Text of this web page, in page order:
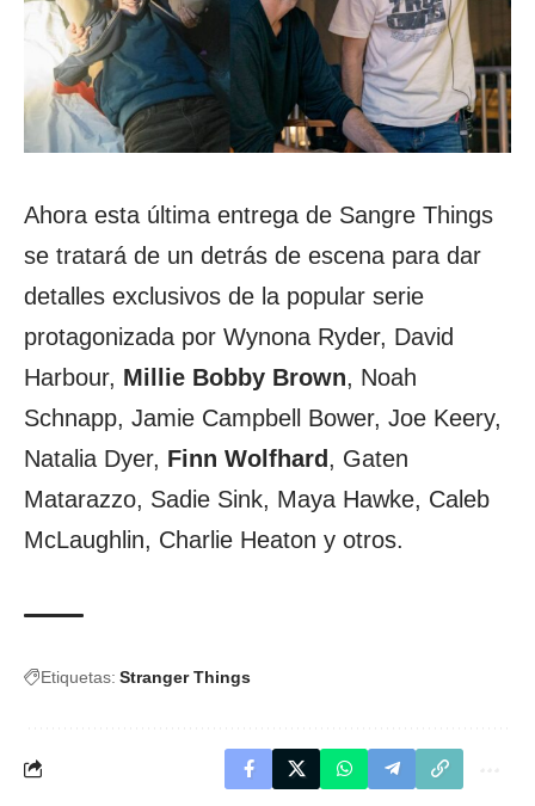
Ahora esta última entrega de Sangre Things
se tratará de un detrás de escena para dar
detalles exclusivos de la popular serie
protagonizada por Wynona Ryder, David
Harbour, Millie Bobby Brown, Noah
Schnapp, Jamie Campbell Bower, Joe Keery,
Natalia Dyer, Finn Wolfhard, Gaten
Matarazzo, Sadie Sink, Maya Hawke, Caleb
McLaughlin, Charlie Heaton y otros.
Etiquetas: Stranger Things